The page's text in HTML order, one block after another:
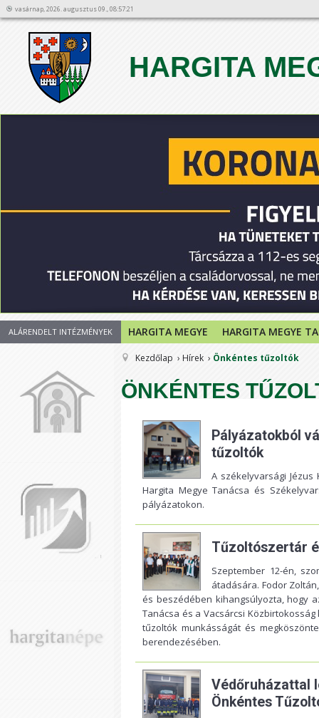
vasárnap, 2026. augusztus 09., 08:57:21
HARGITA
12
ALÁRENDELT INTÉZMÉNYEK HARGITA MEGYE HARGITA MEGYE
Kezdőlap Hírek Önkéntes tűzoltók
ÖNKÉNTES
Pályázatokból
tűzoltók
A székelyvarsági
Hargita Megye Tanácsa és
pályázatokon.
Tűzoltószertár
Szeptember 12-én,
átadására. Fodor
és beszédében kihangsúlyozta, hogy
Tanácsa és a Vacsárcsi
tűzoltók munkásságát és
berendezésében.
Védőruházattal
Önkéntes